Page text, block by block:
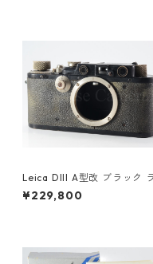
Leica DIII A型改 ブラック ラ
イカ (61478)
¥229,800